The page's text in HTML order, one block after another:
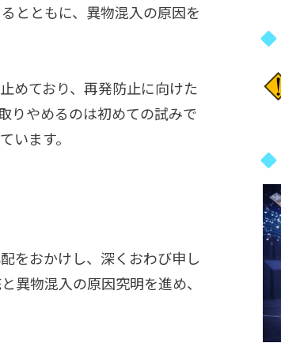
とともに、異物混入の原因を
めており、再発防止に向けた
りやめるのは初めての試みで
います。
をおかけし、深くおわび申し
異物混入の原因究明を進め、